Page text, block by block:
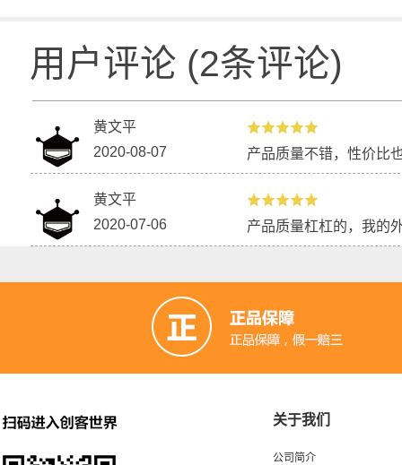
用户评论 (2条评论)
黄文平
2020-08-07
产品质量不错，性价比
黄文平
2020-07-06
产品质量杠杠的，我的
关于我们
公司简介